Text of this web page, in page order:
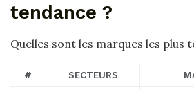
tendance ?
Quelles sont les marques les plus
# SECTEURS